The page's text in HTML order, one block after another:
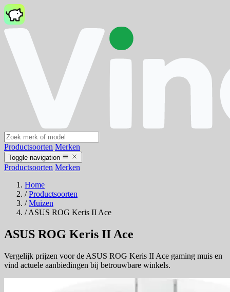
Productsoorten Merken
Toggle navigation
Productsoorten Merken
Home
/ Productsoorten
/ Muizen
/ ASUS ROG Keris II Ace
ASUS ROG Keris II Ace
Vergelijk prijzen voor de ASUS ROG Keris II Ace gaming muis en
vind actuele aanbiedingen bij betrouwbare winkels.